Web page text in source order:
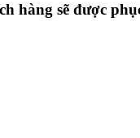
hàng sẽ được